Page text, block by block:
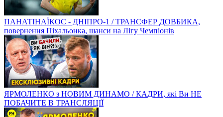
ПАНАТІНАЇКОС - ДНІПРО-1 / ТРАНСФЕР ДОВБИКА,
повернення Піхальонка, шанси на Лігу Чемпіонів
ЯРМОЛЕНКО з НОВИМ ДИНАМО / КАДРИ, які Ви НЕ
ПОБАЧИТЕ В ТРАНСЛЯЦІЇ